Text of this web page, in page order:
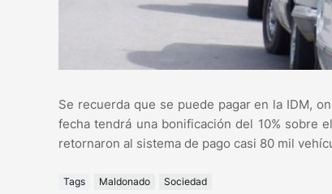
Se recuerda que se puede pagar en la IDM,
fecha tendrá una bonificación del 10% sobre
retornaron al sistema de pago casi 80 mil
Tags Maldonado Sociedad